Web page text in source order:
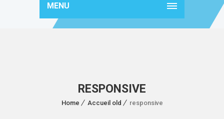
MENU
RESPONSIVE
Home Accueil old responsive